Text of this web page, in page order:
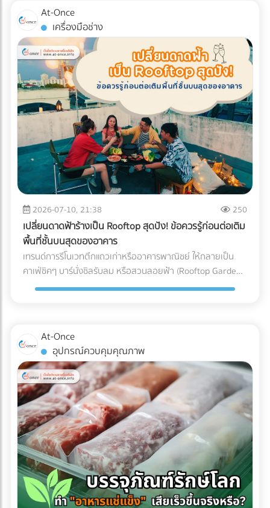
เป็นยอดจองหรือยัง? เข้ามาเปรียบเทียบผลงานและติดต่อเอเจน
ซี่ระดับมืออาชีพได้ฟรีทันทีที่ At-once ให้เราเป็นสะพานเชื่อมธุรกิจ
คุณสู่ความสำเร็จ!
ได้เลย 5. ทำธุรกรรมคริปโตฯ หรือ Digital Assets โดยไม่ลง
บัญชี การรับชำระค่าสินค้าจากคู่ค้าต่างประเทศด้วย
Cryptocurrency แล้วไม่แปลงค่าเงินมาบันทึกเป็นรายได้ หรือโอน
เข้ากระเป๋าส่วนตัว ถือเป็นการหลบเลี่ยงภาษีที่ปัจจุบันสรรพากร
ร่วมมือกับกระดานเทรด (Exchange) เพื่อตรวจสอบร่องรอย
(Blockchain Tracing) ได้อย่างแม่นยำ อย่ารอให้จดหมาย
ประเมินภาษีย้อนหลังส่งมาถึงบริษัท! การป้องกันที่ดีที่สุดคือการ
วางโครงสร้างระบบบัญชีที่โปร่งใสและถูกต้องตามกฎหมาย หาก
คุณต้องการเปลี่ยนผู้ทำบัญชี หรือกำลังมองหาสำนักงานบัญชีที่
เชี่ยวชาญ โดยเฉพาะการวางแผนภาษีองค์กรยุคใหม่... เข้ามา
เลือกเปรียบเทียบผู้เชี่ยวชาญตัวจริงได้ที่ At-once เพื่อหมดห่วง
เรื่องภาษี แล้วโฟกัสกับการเติบโตของธุรกิจได้อย่างเต็มที่!
ของคุณผลิตบรรจุภัณฑ์ที่รีไซเคิลยาก หรือปล่อยคาร์บอนสูง
ลูกค้ารายใหญ่ระดับโลกจะตัดคุณออกจาก Supply Chain ทันที
นี่คือเหตุผลว่าทำไมการเปลี่ยนมาใช้วัสดุรักษ์โลกจึงเป็นทางรอด
เดียว ทำไมต้องเป็นกระดาษ FSC และ หมึกถั่วเหลือง (Soy Ink)?
เมื่อพูดถึงการพิมพ์บรรจุภัณฑ์ องค์ประกอบหลักที่ถูกเพ่งเล็งคือ
"กระดาษ" และ "หมึกพิมพ์" กระดาษ FSC (Forest Stewardship
Council): คือกระดาษที่ได้รับการรับรองว่ามาจากป่าปลูกเชิง
พาณิชย์ที่มีการจัดการอย่างยั่งยืน ไม่ตัดไม้ทำลายป่า การใช้
สัญลักษณ์ FSC บนบรรจุภัณฑ์คือใบผ่านทางชั้นดีที่ช่วยให้สินค้า
ของคุณส่งออกไปยังยุโรปและอเมริกาได้โดยไม่ถูกตั้งคำถาม หมึก
ถั่วเหลือง (Soy Ink): หมึกพิมพ์แบบดั้งเดิม (Petroleum-based)
มีสาร VOCs (Volatile Organic Compounds) สูง ซึ่งเป็นก๊าซ
เรือนกระจกและเป็นอุปสรรคต่อกระบวนการรีไซเคิลกระดาษ ใน
ขณะที่ Soy Ink ทำจากน้ำมันพืช ย่อยสลายได้ทางชีวภาพ และ
ทำให้กระดาษถูกนำไปรีไซเคิลใหม่ได้ง่ายขึ้นมาก Key Insight: การ
เปลี่ยนมาใช้ Soy Ink ไม่ได้ทำให้สีสันของบรรจุภัณฑ์ดรอปลง ใน
ทางกลับกัน เม็ดสีในน้ำมันถั่วเหลืองยังช่วยให้งานพิมพ์มีความ
สดใสและคมชัดมากกว่าหมึกปิโตรเลียมในบางเฉดสีอีกด้วย ข้อ
แตกต่างระหว่าง หมึกดั้งเดิม Vs. Soy Ink ยกระดับบรรจุภัณฑ์
ของคุณ เพื่อพิชิตใจลูกค้ารายใหญ่ อย่าปล่อยให้บรรจุภัณฑ์แบบ
Ink ระดับอุตสาหกรรม เข้ามาค้นหาและเปรียบเทียบพาร์ทเนอร์โรง
พิมพ์คุณภาพได้ฟรีที่ At-once แพลตฟอร์มรวมบริษัท B2B ชั้น
นำของไทย!
At-Once
เครื่องมือช่าง
2026-07-10, 21:38 250
เปลี่ยนดาดฟ้าร้างเป็น Rooftop สุดปัง! ข้อควรรู้ก่อนต่อเติม
พื้นที่ชั้นบนสุดของอาคาร
เทรนด์การรีโนเวทตึกแถวเก่าหรืออาคารพาณิชย์ ให้กลายเป็น
คาเฟ่ชิคๆ บาร์นั่งชิลรับลม หรือสวนลอยฟ้า (Rooftop Garden)
กำลังได้รับความนิยมอย่างมากในยุคปัจจุบัน พื้นที่ดาดฟ้าที่เคย
ไม่ได้มีแค่เรื่องของการเลือกเฟอร์นิเจอร์สวยๆ หรือจัดแสงไฟให้
ถ่ายรูปออกมาดูดีเท่านั้น หากคุณกำลังวางแผนจะต่อเติมพื้นที่
ชั้นบนสุด นี่คือข้อควรรู้สำคัญที่คุณต้องเช็กให้ชัวร์ก่อนที่งบ
ประมาณจะบานปลาย 1. โครงสร้างอาคารเดิมรับน้ำหนักไหวหรือ
ไม่? (Structural Load) สิ่งแรกที่ต้องคำนึงถึงคือ "ความแข็งแรง
ของโครงสร้าง" ดาดฟ้าตึกแถวเก่าส่วนใหญ่ถูกออกแบบมาเพื่อ
รับน้ำหนักของตัวโครงสร้างเองและแท็งก์น้ำเท่านั้น ไม่ได้เผื่อ
สำหรับการรับน้ำหนักของกระถางต้นไม้ขนาดใหญ่ ดินอุ้มน้ำ พื้น
ไม้เทียม หรือจำนวนคนที่ขึ้นไปรวมตัวกันหนาแน่น สิ่งที่ต้องทำ:
ควรปรึกษาวิศวกรโครงสร้างเพื่อประเมินความสามารถในการรับ
น้ำหนัก (Live Load และ Dead Load) ก่อนตัดสินใจเทปูนเพิ่ม
หรือนำของหนักขึ้นไปติดตั้ง เพื่อป้องกันอันตรายจากโครงสร้าง
At-Once
อุปกรณ์ควบคุมคุณภาพ